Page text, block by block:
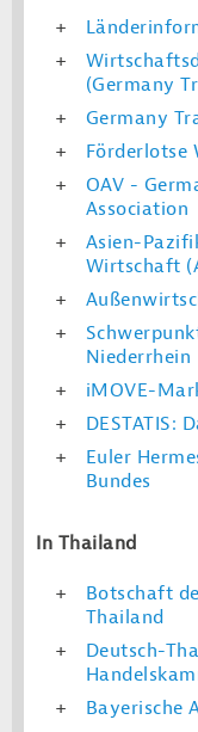
(Germany
Germany
Förderlotse
OAV -
Association
Asien-
Wirtschaft
Niederrhein
iMOVE-
DESTATIS:
Euler
Bundes
In Thailand
Botschaft
Thailand
Deutsch-
Bayerische